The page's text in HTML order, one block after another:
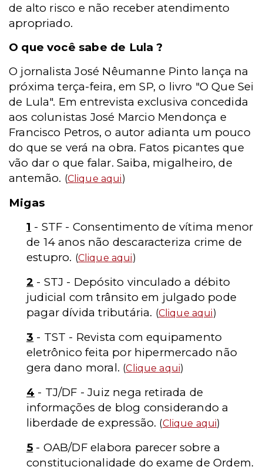
de alto risco e não receber atendimento
apropriado.
O que você sabe de Lula ?
O jornalista José Nêumanne Pinto lança na
próxima terça-feira, em SP, o livro "O Que Sei
de Lula". Em entrevista exclusiva concedida
aos colunistas José Marcio Mendonça e
Francisco Petros, o autor adianta um pouco
do que se verá na obra. Fatos picantes que
vão dar o que falar. Saiba, migalheiro, de
antemão. (Clique aqui)
Migas
1 - STF - Consentimento de vítima menor
de 14 anos não descaracteriza crime de
estupro. (Clique aqui)
2 - STJ - Depósito vinculado a débito
judicial com trânsito em julgado pode
pagar dívida tributária. (Clique aqui)
3 - TST - Revista com equipamento
eletrônico feita por hipermercado não
gera dano moral. (Clique aqui)
4 - TJ/DF - Juiz nega retirada de
informações de blog considerando a
liberdade de expressão. (Clique aqui)
5 - OAB/DF elabora parecer sobre a
constitucionalidade do exame de Ordem.